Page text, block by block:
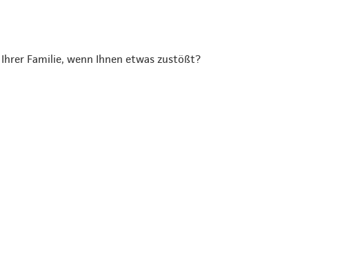
Familie, wenn Ihnen etwas zustößt?